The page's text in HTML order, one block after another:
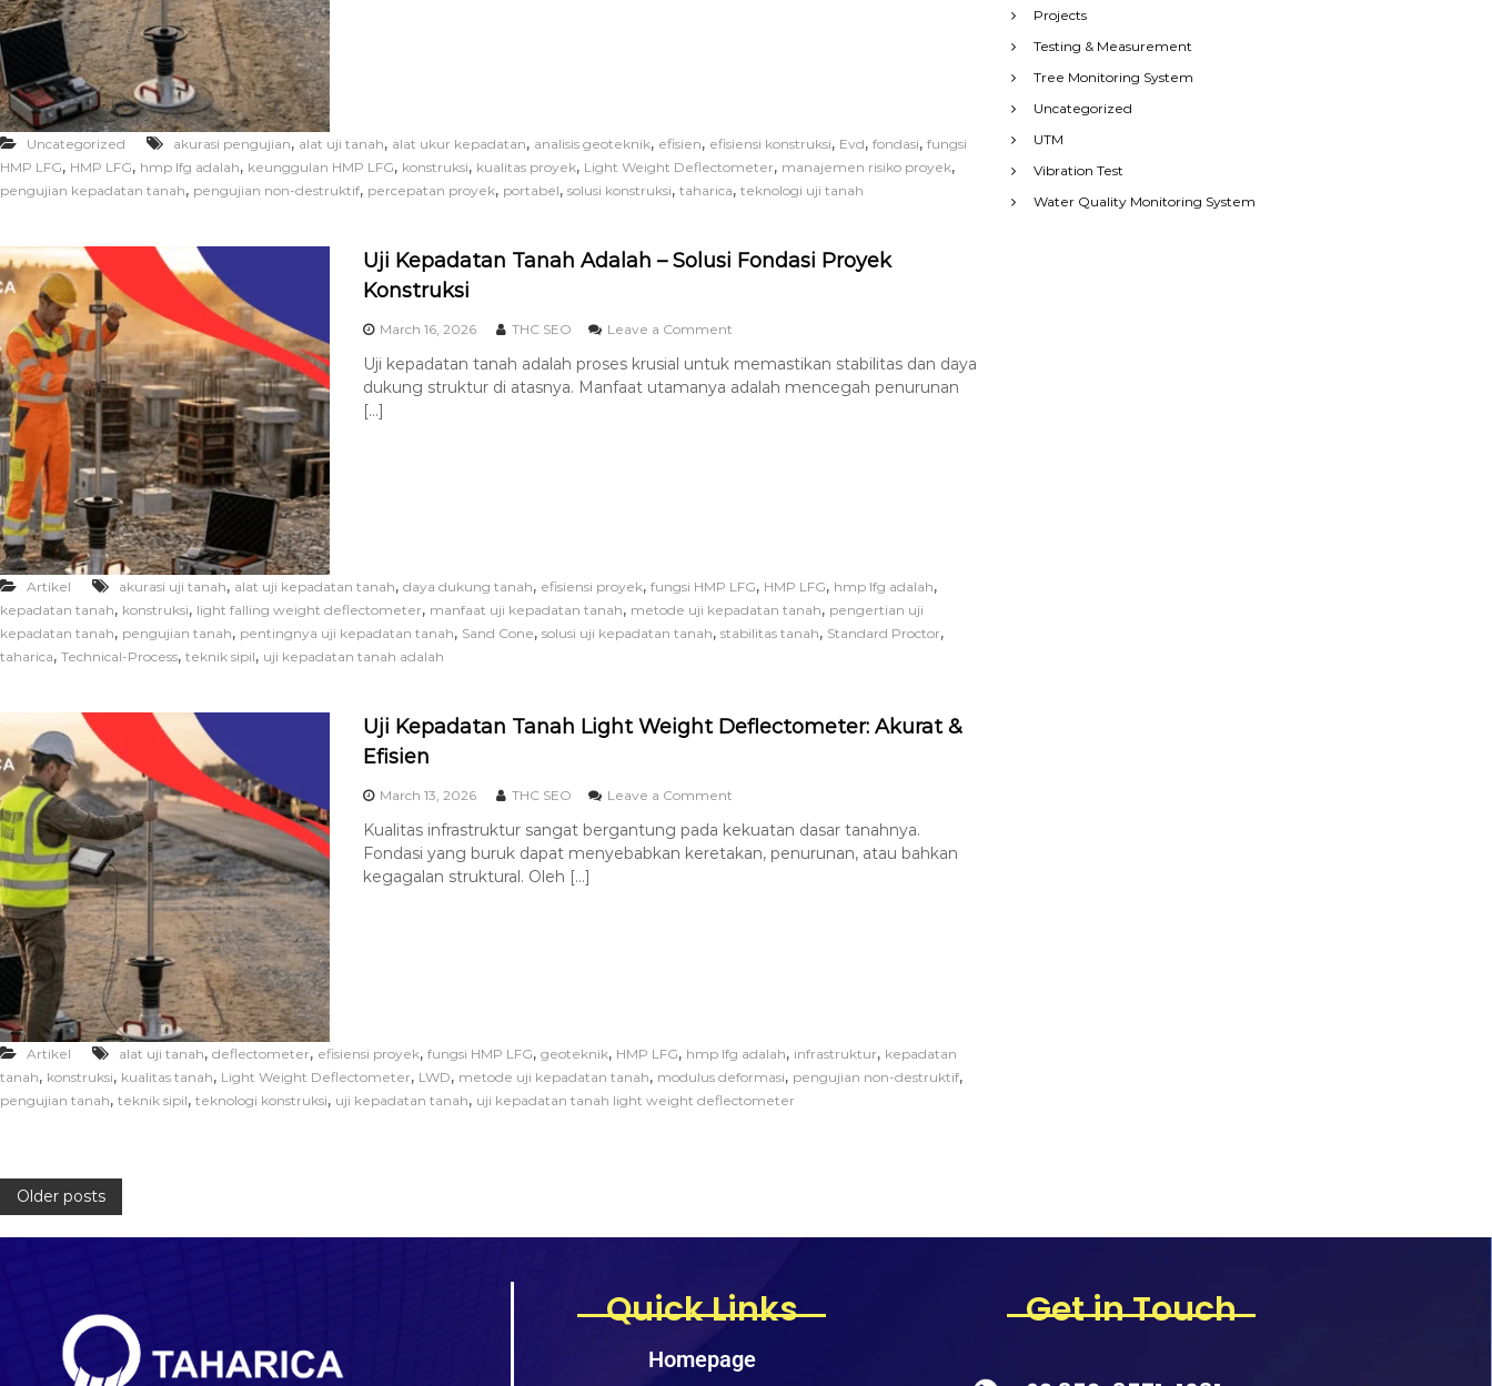
Uncategorized akurasi pengujian, alat uji tanah, alat ukur kepadatan, analisis geoteknik, efisien, efisiensi konstruksi, Evd, fondasi, fungsi
HMP LFG, HMP LFG, hmp lfg adalah, keunggulan HMP LFG, konstruksi, kualitas proyek, Light Weight Deflectometer, manajemen risiko proyek,
pengujian kepadatan tanah, pengujian non-destruktif, percepatan proyek, portabel, solusi konstruksi, taharica, teknologi uji tanah
Uji Kepadatan Tanah Adalah – Solusi Fondasi Proyek
Konstruksi
March 16, 2026 THC SEO Leave a Comment
Uji kepadatan tanah adalah proses krusial untuk memastikan stabilitas dan daya
dukung struktur di atasnya. Manfaat utamanya adalah mencegah penurunan
[…]
Artikel akurasi uji tanah, alat uji kepadatan tanah, daya dukung tanah, efisiensi proyek, fungsi HMP LFG, HMP LFG, hmp lfg adalah,
kepadatan tanah, konstruksi, light falling weight deflectometer, manfaat uji kepadatan tanah, metode uji kepadatan tanah, pengertian uji
kepadatan tanah, pengujian tanah, pentingnya uji kepadatan tanah, Sand Cone, solusi uji kepadatan tanah, stabilitas tanah, Standard Proctor,
taharica, Technical-Process, teknik sipil, uji kepadatan tanah adalah
Uji Kepadatan Tanah Light Weight Deflectometer: Akurat &
Efisien
March 13, 2026 THC SEO Leave a Comment
Kualitas infrastruktur sangat bergantung pada kekuatan dasar tanahnya.
Fondasi yang buruk dapat menyebabkan keretakan, penurunan, atau bahkan
kegagalan struktural. Oleh […]
Artikel alat uji tanah, deflectometer, efisiensi proyek, fungsi HMP LFG, geoteknik, HMP LFG, hmp lfg adalah, infrastruktur, kepadatan
tanah, konstruksi, kualitas tanah, Light Weight Deflectometer, LWD, metode uji kepadatan tanah, modulus deformasi, pengujian non-destruktif,
pengujian tanah, teknik sipil, teknologi konstruksi, uji kepadatan tanah, uji kepadatan tanah light weight deflectometer
Older posts
Projects
Testing & Measurement
Tree Monitoring System
Uncategorized
UTM
Vibration Test
Water Quality Monitoring System
Quick Links
Homepage
Get in Touch